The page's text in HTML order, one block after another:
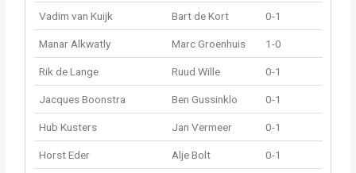
Vadim van Kuijk Bart de Kort 0-1
Manar Alkwatly Marc Groenhuis 1-0
Rik de Lange Ruud Wille 0-1
Jacques Boonstra Ben Gussinklo 0-1
Hub Kusters Jan Vermeer 0-1
Horst Eder Alje Bolt 0-1